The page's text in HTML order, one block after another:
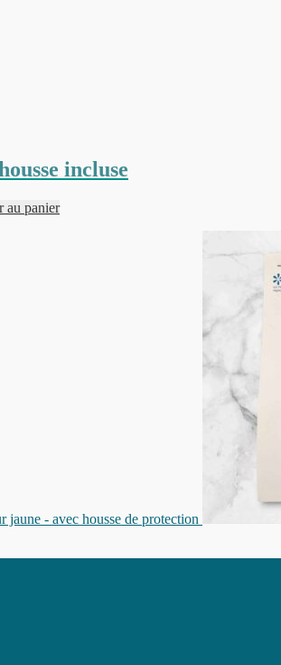
incluse
au panier
- avec housse de protection